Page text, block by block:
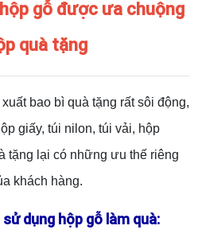
gỗ được ưa chuộng
quà tặng
bao bì quà tặng rất sôi động,
giấy, túi nilon, túi vải, hộp
lại có những ưu thế riêng
khách hàng.
dụng hộp gỗ làm quà: